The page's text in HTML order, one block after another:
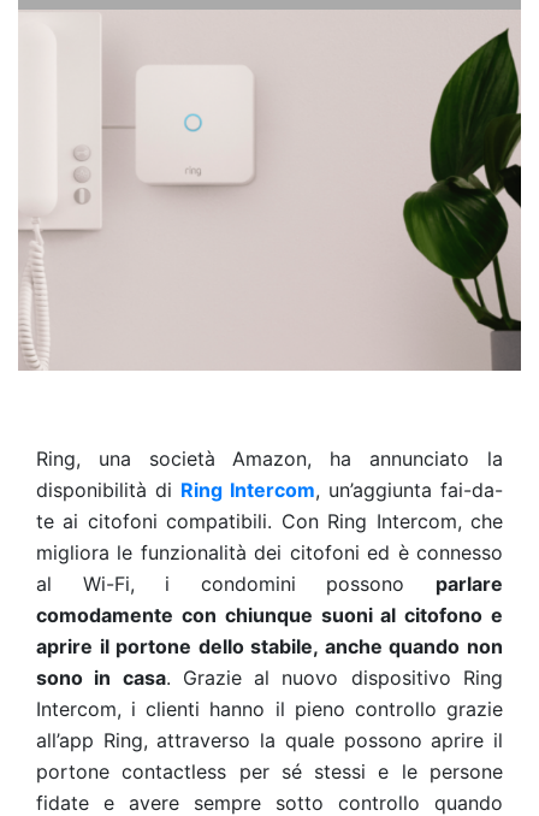
Ring, una società Amazon, ha annunciato la
disponibilità di Ring Intercom, un’aggiunta fai-da-
te ai citofoni compatibili. Con Ring Intercom, che
migliora le funzionalità dei citofoni ed è connesso
al Wi-Fi, i condomini possono parlare
comodamente con chiunque suoni al citofono e
aprire il portone dello stabile, anche quando non
sono in casa. Grazie al nuovo dispositivo Ring
Intercom, i clienti hanno il pieno controllo grazie
all’app Ring, attraverso la quale possono aprire il
portone contactless per sé stessi e le persone
fidate e avere sempre sotto controllo quando